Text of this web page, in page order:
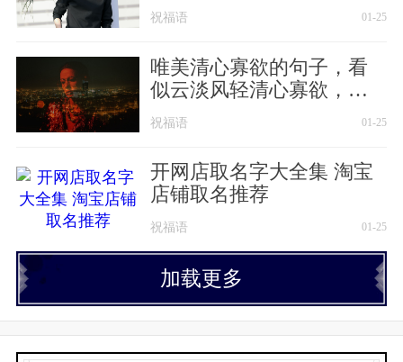
祝福语 01-25
唯美清心寡欲的句子，看
似云淡风轻清心寡欲，但
聪明人一眼就能识破
祝福语 01-25
开网店取名字大全集 淘宝
店铺取名推荐
祝福语 01-25
加载更多